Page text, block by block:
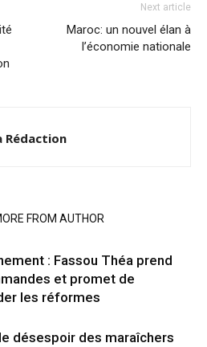
Next article
Maroc: un nouvel élan à
l’économie nationale
Rédaction
FROM AUTHOR
: Fassou Théa prend
et promet de
les réformes
désespoir des maraîchers